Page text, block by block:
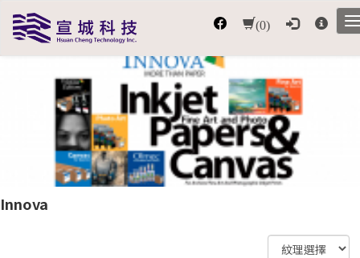
(0)
Innova